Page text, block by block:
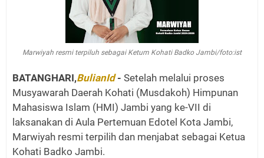
Marwiyah resmi terpiluh sebagai Ketum Kohati Badko Jambi/foto:ist
BATANGHARI,BulianId- Setelah melalui proses
Musyawarah Daerah Kohati (Musdakoh) Himpunan
Mahasiswa Islam (HMI) Jambi yang ke-VII di
laksanakan di Aula Pertemuan Edotel Kota Jambi,
Marwiyah resmi terpilih dan menjabat sebagai Ketua
Kohati Badko Jambi.